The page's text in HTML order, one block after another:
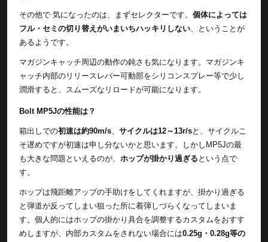
その他で 気になったのは、まずセレクターです。 個体によっては
フル・セミの切り替えがいまいちハッキリしない、ということが
あるようです。
マガジンキャッチ周辺の動作の鈍さも気になります。マガジンキ
ャッチ内部のリリースレバー可動部をシリコンスプレー等で少し
潤滑すると、スムーズなリロードが可能になります。
Bolt MP5Jの性能は？
箱出しでの初速は約90m/s、 サイクルは12～13r/sと、サイクルこ
そ遅めですが初速は申し分ないかと思います。しかしMP5Jの最
も大きな問題といえるのが、 ホップが掛かり過ぎる という点で
す。
ホップは飛距離アップの手助けをしてくれますが、掛かり過ぎる
と弾道が反ってしまい狙った所に着弾しづらくなってしまいま
す。個人的にはホップの掛かり具合を調整するカスタムをおすす
めしますが、内部カスタムをされない場合には0.25g・0.28g等の